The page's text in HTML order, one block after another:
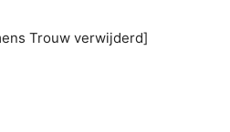
verwijderd]